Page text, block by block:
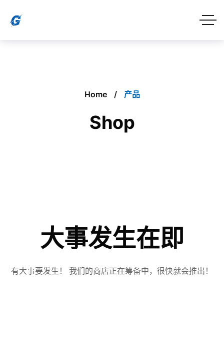
Home 产品
Shop
大事发生在即
有大事要发生！ 我们的商店正在筹备中，很快就会推出！